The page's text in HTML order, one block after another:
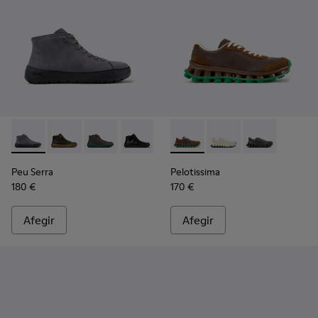
Peu Serra - K300541-005 - Botins de nubuc grisos per a
Peu Serra - K300541-004
Peu Serra - K300541-003
Peu Serra - K300541-001
Peu Serra
180 €
Afegir
Pelotissima - K101150-004
Pelotissima -Pelotissima -
Pelotissima
170 €
Afegir